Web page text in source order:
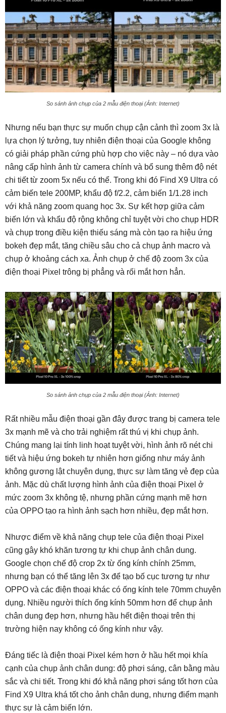
So sánh ảnh chụp của 2 mẫu điện thoại (Ảnh: Internet)
Nhưng nếu bạn thực sự muốn chụp cận cảnh thì zoom 3x là
lựa chọn lý tưởng, tuy nhiên điện thoại của Google không
có giải pháp phần cứng phù hợp cho việc này – nó dựa vào
nâng cấp hình ảnh từ camera chính và bổ sung thêm độ nét
chi tiết từ zoom 5x nếu có thể. Trong khi đó Find X9 Ultra có
cảm biến tele 200MP, khẩu độ f/2.2, cảm biến 1/1.28 inch
với khả năng zoom quang học 3x. Sự kết hợp giữa cảm
biến lớn và khẩu độ rộng không chỉ tuyệt vời cho chụp HDR
và chụp trong điều kiện thiếu sáng mà còn tạo ra hiệu ứng
bokeh đẹp mắt, tăng chiều sâu cho cả chụp ảnh macro và
chụp ở khoảng cách xa. Ảnh chụp ở chế độ zoom 3x của
điện thoại Pixel trông bị phẳng và rối mắt hơn hẳn.
So sánh ảnh chụp của 2 mẫu điện thoại (Ảnh: Internet)
Rất nhiều mẫu điện thoại gần đây được trang bị camera tele
3x mạnh mẽ và cho trải nghiệm rất thú vị khi chụp ảnh.
Chúng mang lại tính linh hoạt tuyệt vời, hình ảnh rõ nét chi
tiết và hiệu ứng bokeh tự nhiên hơn giống như máy ảnh
không gương lật chuyên dụng, thực sự làm tăng vẻ đẹp của
ảnh. Mặc dù chất lượng hình ảnh của điện thoại Pixel ở
mức zoom 3x không tệ, nhưng phần cứng mạnh mẽ hơn
của OPPO tạo ra hình ảnh sạch hơn nhiều, đẹp mắt hơn.
Nhược điểm về khả năng chụp tele của điện thoại Pixel
cũng gây khó khăn tương tự khi chụp ảnh chân dung.
Google chọn chế độ crop 2x từ ống kính chính 25mm,
nhưng bạn có thể tăng lên 3x để tạo bố cục tương tự như
OPPO và các điện thoại khác có ống kính tele 70mm chuyên
dụng. Nhiều người thích ống kính 50mm hơn để chụp ảnh
chân dung đẹp hơn, nhưng hầu hết điện thoại trên thị
trường hiện nay không có ống kính như vậy.
Đáng tiếc là điện thoại Pixel kém hơn ở hầu hết mọi khía
cạnh của chụp ảnh chân dung: độ phơi sáng, cân bằng màu
sắc và chi tiết. Trong khi đó khả năng phơi sáng tốt hơn của
Find X9 Ultra khá tốt cho ảnh chân dung, nhưng điểm mạnh
thực sự là cảm biến lớn.